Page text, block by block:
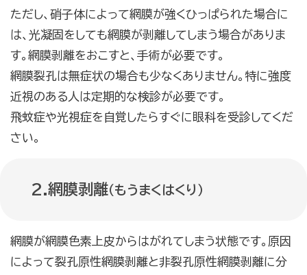
ただし、硝子体によって網膜が強くひっぱられた場合に
は、光凝固をしても網膜が剥離してしまう場合がありま
す。網膜剥離をおこすと、手術が必要です。
網膜裂孔は無症状の場合も少なくありません。特に強度
近視のある人は定期的な検診が必要です。
飛蚊症や光視症を自覚したらすぐに眼科を受診してくだ
さい。
2.網膜剥離（もうまくはくり）
網膜が網膜色素上皮からはがれてしまう状態です。原因
によって裂孔原性網膜剥離と非裂孔原性網膜剥離に分